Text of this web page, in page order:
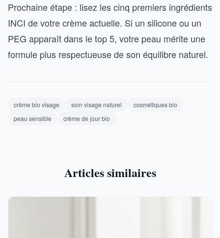
Prochaine étape : lisez les cinq premiers ingrédients
INCI de votre crème actuelle. Si un silicone ou un
PEG apparaît dans le top 5, votre peau mérite une
formule plus respectueuse de son équilibre naturel.
crème bio visage soin visage naturel
cosmétiques bio
peau sensible
crème de jour bio
Articles similaires